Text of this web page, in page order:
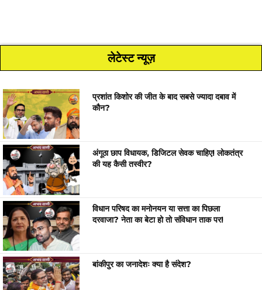
लेटेस्ट न्यूज़
प्रशांत किशोर की जीत के बाद सबसे ज्यादा दबाव में
कौन?
अंगूठा छाप विधायक, डिजिटल सेवक चाहिए! लोकतंत्र
की यह कैसी तस्वीर?
विधान परिषद का मनोनयन या सत्ता का पिछला
दरवाजा? नेता का बेटा हो तो संविधान ताक पर!
बांकीपुर का जनादेशः क्या है संदेश?